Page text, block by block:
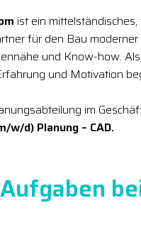
ist ein
für den Bau
und Know-how.
und Motivation
im
w/d) Planung – CAD.